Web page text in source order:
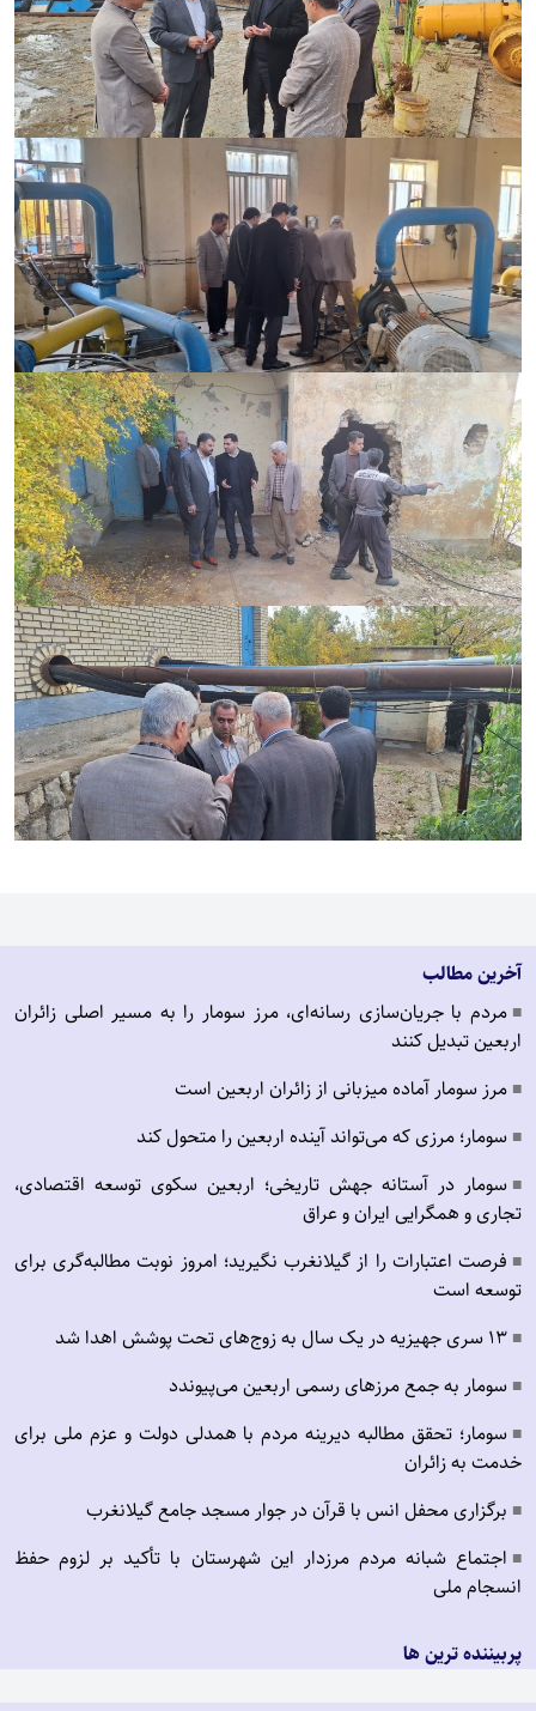
آخرین مطالب
■ مردم با جریان‌سازی رسانه‌ای، مرز سومار را به مسیر اصلی زائران
اربعین تبدیل کنند
■ مرز سومار آماده میزبانی از زائران اربعین است
■ سومار؛ مرزی که می‌تواند آینده اربعین را متحول کند
■ سومار در آستانه جهش تاریخی؛ اربعین سکوی توسعه اقتصادی،
تجاری و همگرایی ایران و عراق
■ فرصت اعتبارات را از گیلانغرب نگیرید؛ امروز نوبت مطالبه‌گری برای
توسعه است
■ ۱۳ سری جهیزیه در یک سال به زوج‌های تحت پوشش اهدا شد
■ سومار به جمع مرزهای رسمی اربعین می‌پیوندد
■ سومار؛ تحقق مطالبه دیرینه مردم با همدلی دولت و عزم ملی برای
خدمت به زائران
■ برگزاری محفل انس با قرآن در جوار مسجد جامع گیلانغرب
■ اجتماع شبانه مردم مرزدار این شهرستان با تأکید بر لزوم حفظ
انسجام ملی
پربیننده ترین ها